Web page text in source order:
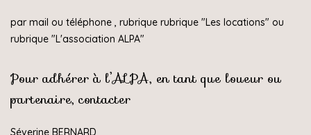
par mail ou téléphone , rubrique rubrique "Les locations" ou
rubrique "L'association ALPA"
Pour adhérer à l’ALPA, en tant que loueur ou
partenaire, contacter
Séverine BERNARD